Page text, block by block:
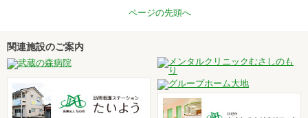
ページの先頭へ
関連施設のご案内